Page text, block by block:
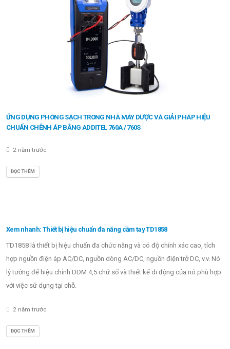
ỨNG DỤNG PHÒNG SẠCH TRONG NHÀ MÁY DƯỢC VÀ GIẢI PHÁP HIỆU
CHUẨN CHÊNH ÁP BẰNG ADDITEL 760A / 760S
2 năm trước
ĐỌC THÊM
Xem nhanh: Thiết bị hiệu chuẩn đa năng cầm tay TD1858
TD1858 là thiết bị hiệu chuẩn đa chức năng và có độ chính xác cao, tích
hợp nguồn điện áp AC/DC, nguồn dòng AC/DC, nguồn điện trở DC, v.v. Nó
lý tưởng để hiệu chỉnh DDM 4,5 chữ số và thiết kế di động của nó phù hợp
với việc sử dụng tại chỗ.
2 năm trước
ĐỌC THÊM